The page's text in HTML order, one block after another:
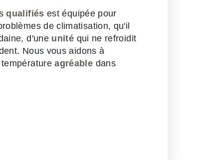
qualifiés est équipée pour
de climatisation, qu'il
d'une unité qui ne refroidit
Nous vous aidons à
températureagréable dans